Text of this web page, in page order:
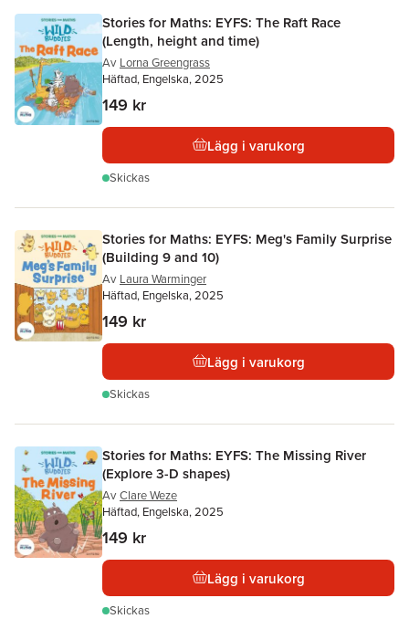
Stories for Maths: EYFS: The Raft Race
(Length, height and time)
Av Lorna Greengrass
Häftad, Engelska, 2025
149 kr
Lägg i varukorg
Skickas
Stories for Maths: EYFS: Meg's Family Surprise
(Building 9 and 10)
Av Laura Warminger
Häftad, Engelska, 2025
149 kr
Lägg i varukorg
Skickas
Stories for Maths: EYFS: The Missing River
(Explore 3-D shapes)
Av Clare Weze
Häftad, Engelska, 2025
149 kr
Lägg i varukorg
Skickas